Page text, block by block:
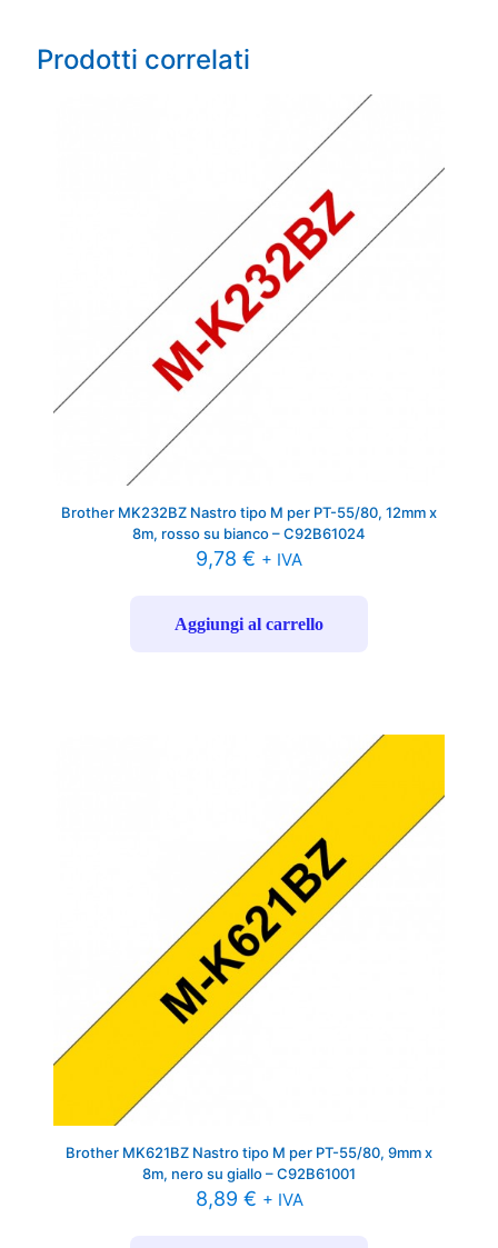
Prodotti correlati
Brother MK232BZ Nastro tipo M per PT-55/80, 12mm x
8m, rosso su bianco – C92B61024
9,78 € + IVA
Aggiungi al carrello
Brother MK621BZ Nastro tipo M per PT-55/80, 9mm x
8m, nero su giallo – C92B61001
8,89 € + IVA